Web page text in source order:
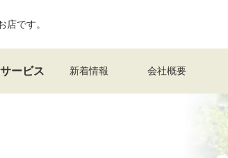
です。
ービス 新着情報 会社概要